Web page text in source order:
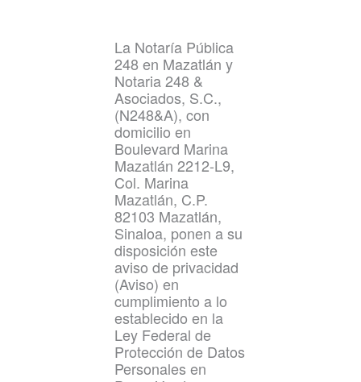
La Notaría Pública
248 en Mazatlán y
Notaria 248 &
Asociados, S.C.,
(N248&A), con
domicilio en
Boulevard Marina
Mazatlán 2212-L9,
Col. Marina
Mazatlán, C.P.
82103 Mazatlán,
Sinaloa, ponen a su
disposición este
aviso de privacidad
(Aviso) en
cumplimiento a lo
establecido en la
Ley Federal de
Protección de Datos
Personales en